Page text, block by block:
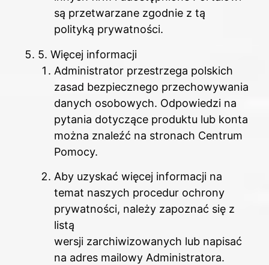
są przetwarzane zgodnie z tą
polityką prywatności.
5. Więcej informacji
Administrator przestrzega polskich
zasad bezpiecznego przechowywania
danych osobowych. Odpowiedzi na
pytania dotyczące produktu lub konta
można znaleźć na stronach Centrum
Pomocy.
Aby uzyskać więcej informacji na
temat naszych procedur ochrony
prywatności, należy zapoznać się z
listą
wersji zarchiwizowanych lub napisać
na adres mailowy Administratora.